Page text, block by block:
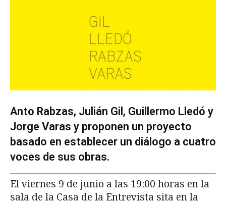
Anto Rabzas, Julián Gil, Guillermo Lledó y
Jorge Varas y proponen un proyecto
basado en establecer un diálogo a cuatro
voces de sus obras.
El viernes 9 de junio a las 19:00 horas en la
sala de la Casa de la Entrevista sita en la